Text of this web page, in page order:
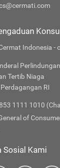
Indonesia -
Perlindungan
Tertib Niaga
RI
1111 1010
of
Sosial Kami